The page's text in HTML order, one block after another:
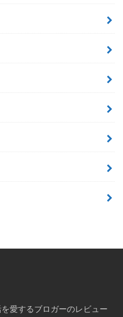
愛するブロガーのレビュー